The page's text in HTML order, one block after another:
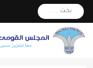
بحث . . .